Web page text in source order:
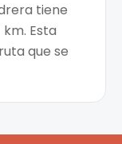
tiene
Esta
que se